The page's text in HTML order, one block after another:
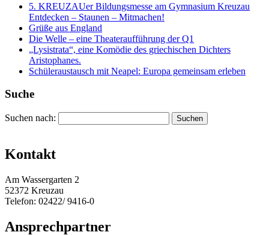
5. KREUZAUer Bildungsmesse am Gymnasium Kreuzau
Entdecken – Staunen – Mitmachen!
Grüße aus England
Die Welle – eine Theateraufführung der Q1
„Lysistrata“, eine Komödie des griechischen Dichters
Aristophanes.
Schüleraustausch mit Neapel: Europa gemeinsam erleben
Suche
Suchen nach:
Kontakt
Am Wassergarten 2
52372 Kreuzau
Telefon: 02422/ 9416-0
Ansprechpartner